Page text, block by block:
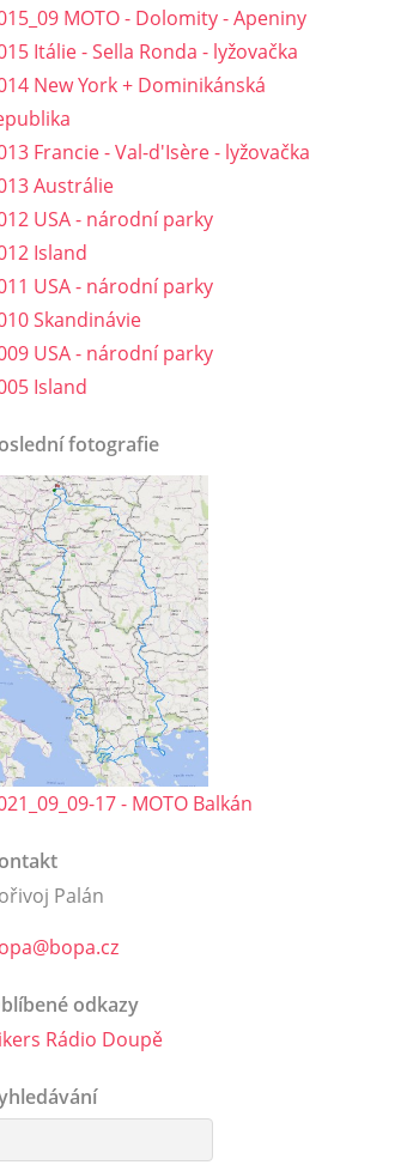
MOTO - Dolomity - Apeniny
Itálie - Sella Ronda - lyžovačka
New York + Dominikánská
Francie - Val-d'Isère - lyžovačka
Austrálie
USA - národní parky
Island
USA - národní parky
Skandinávie
USA - národní parky
Island
fotografie
17 - MOTO Balkán
Palán
odkazy
Rádio Doupě